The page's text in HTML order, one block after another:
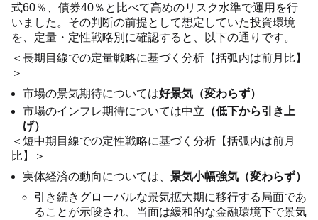
式60％、債券40％と比べて高めのリスク水準で運用を行
いました。その判断の前提として想定していた投資環境
を、定量・定性戦略別に確認すると、以下の通りです。
＜長期目線での定量戦略に基づく分析【括弧内は前月比】
＞
市場の景気期待については好景気（変わらず）
市場のインフレ期待については中立 （低下から引き上
げ）
＜短中期目線での定性戦略に基づく分析【括弧内は前月
比】＞
実体経済の動向については、 景気小幅強気（変わらず）
引き続きグローバルな景気拡大期に移行する局面であ
ることが示唆され、当面は緩和的な金融環境下で景気